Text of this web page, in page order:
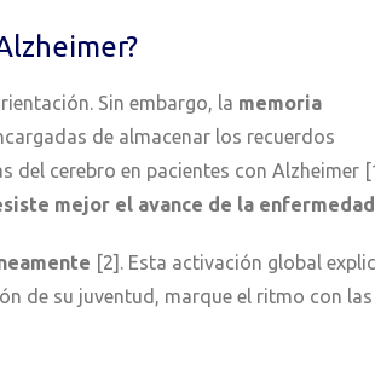
Sin embargo, la memoria
de almacenar los recuerdos
del cerebro en pacientes con Alzheimer
mejor el avance de la enfermedad
[2]. Esta activación global
de su juventud, marque el ritmo con las